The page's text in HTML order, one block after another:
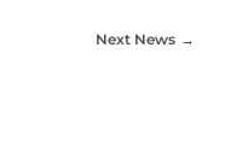
Next News